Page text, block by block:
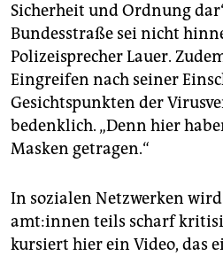
Sicherheit und Ordnung
Bundesstraße sei nicht
Polizeisprecher Lauer.
Eingreifen nach seiner
Gesichtspunkten der
bedenklich. „Denn hier
Masken getragen.“
In sozialen Netzwerken
am­t:in­nen teils scharf
kursiert hier ein Video, das